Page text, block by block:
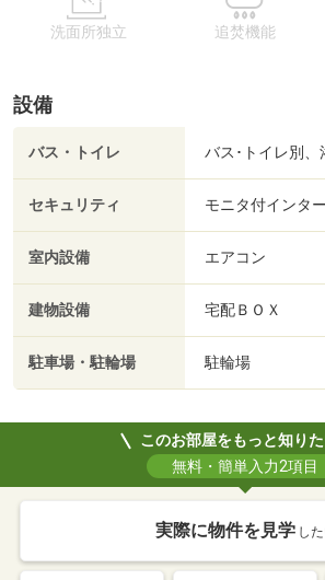
洗面所独立 追焚機能
設備
バス・トイレ バス･トイレ別、
セキュリティ モニタ付インタ
室内設備 エアコン
建物設備 宅配ＢＯＸ
駐車場・駐輪場 駐輪場
このお部屋をもっと知りた
無料・簡単入力2項目
実際に物件を見学 し